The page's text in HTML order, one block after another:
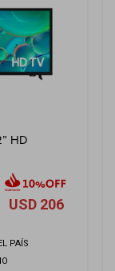
HD
USD 206
PAÍS